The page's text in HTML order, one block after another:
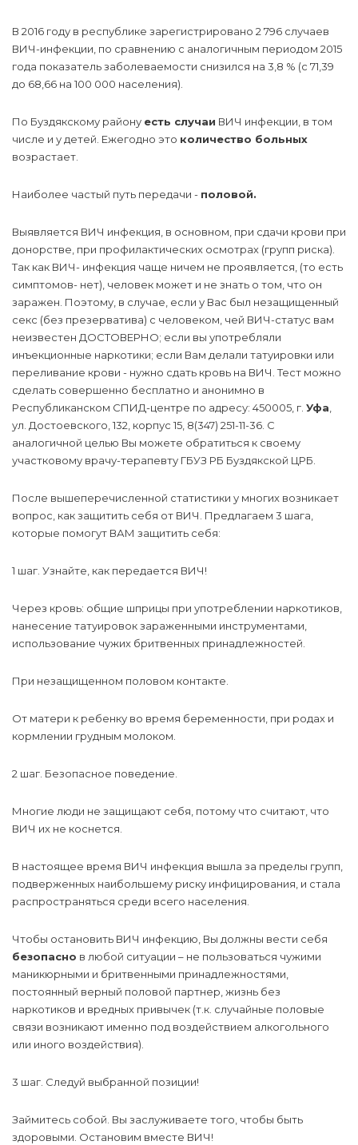
В 2016 году в республике зарегистрировано 2 796 случаев
ВИЧ-инфекции, по сравнению с аналогичным периодом 2015
года показатель заболеваемости снизился на 3,8 % (с 71,39
до 68,66 на 100 000 населения).
По Буздякскому району есть случаи ВИЧ инфекции, в том
числе и у детей. Ежегодно это количество больных
возрастает.
Наиболее частый путь передачи - половой.
Выявляется ВИЧ инфекция, в основном, при сдачи крови при
донорстве, при профилактических осмотрах (групп риска).
Так как ВИЧ- инфекция чаще ничем не проявляется, (то есть
симптомов- нет), человек может и не знать о том, что он
заражен. Поэтому, в случае, если у Вас был незащищенный
секс (без презерватива) с человеком, чей ВИЧ-статус вам
неизвестен ДОСТОВЕРНО; если вы употребляли
инъекционные наркотики; если Вам делали татуировки или
переливание крови - нужно сдать кровь на ВИЧ. Тест можно
сделать совершенно бесплатно и анонимно в
Республиканском СПИД-центре по адресу: 450005, г. Уфа
ул. Достоевского, 132, корпус 15, 8(347) 251-11-36. С
аналогичной целью Вы можете обратиться к своему
участковому врачу-терапевту ГБУЗ РБ Буздякской ЦРБ.
После вышеперечисленной статистики у многих возникает
вопрос, как защитить себя от ВИЧ. Предлагаем 3 шага,
которые помогут ВАМ защитить себя:
1 шаг. Узнайте, как передается ВИЧ!
Через кровь: общие шприцы при употреблении наркотиков,
нанесение татуировок зараженными инструментами,
использование чужих бритвенных принадлежностей.
При незащищенном половом контакте.
От матери к ребенку во время беременности, при родах и
кормлении грудным молоком.
2 шаг. Безопасное поведение.
Многие люди не защищают себя, потому что считают, что
ВИЧ их не коснется.
В настоящее время ВИЧ инфекция вышла за пределы групп,
подверженных наибольшему риску инфицирования, и стала
распространяться среди всего населения.
Чтобы остановить ВИЧ инфекцию, Вы должны вести себя
безопасно в любой ситуации – не пользоваться чужими
маникюрными и бритвенными принадлежностями,
постоянный верный половой партнер, жизнь без
наркотиков и вредных привычек (т.к. случайные половые
связи возникают именно под воздействием алкогольного
или иного воздействия).
3 шаг. Следуй выбранной позиции!
Займитесь собой. Вы заслуживаете того, чтобы быть
здоровыми. Остановим вместе ВИЧ!